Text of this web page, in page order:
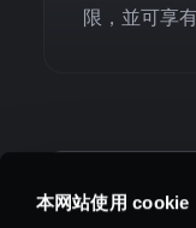
本网站使用 cookie
限，並可享